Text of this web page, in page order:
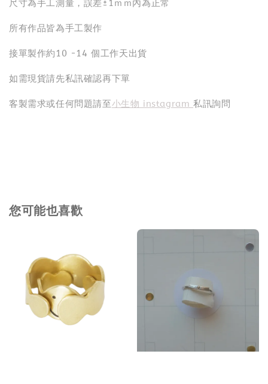
尺寸為手工測量，誤差±1ｍｍ內為正常
所有作品皆為手工製作
接單製作約10 -14 個工作天出貨
如需現貨請先私訊確認再下單
客製需求或任何問題請至小生物 instagram私訊詢問
您可能也喜歡